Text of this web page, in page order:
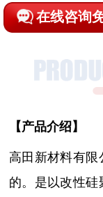
在线咨询
【产品介绍】
高田新材料有限
的。是以改性